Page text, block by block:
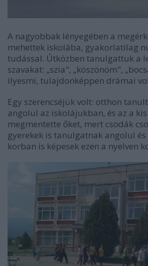
A nagyobbak lényegében a
mehettek iskolába, gyakorlatilag
tudással. Útközben tanulgattuk a
szavakat: „szia", „köszönöm",
ilyesmi, tulajdonképpen drámai
Egy szerencséjük volt: otthon
angolul az iskolájukban, és az a
megmentette őket, mert csodák
gyerekek is tanulgatnak angolul
korban is képesek ezen a nyelven